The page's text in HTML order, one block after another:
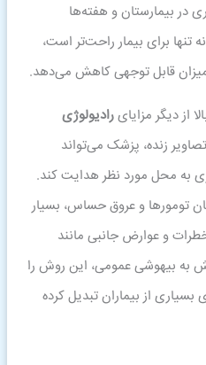
در بیمارستان و هفته‌ها
تنها برای بیمار راحت‌تر است،
میزان قابل توجهی کاهش می‌دهد.
از دیگر مزایایرادیولوژی
زنده، پزشک می‌تواند
به محل مورد نظر هدایت کند.
تومورها و عروق حساس، بسیار
و عوارض جانبی مانند
به بیهوشی عمومی، این روش را
بسیاری از بیماران تبدیل کرده